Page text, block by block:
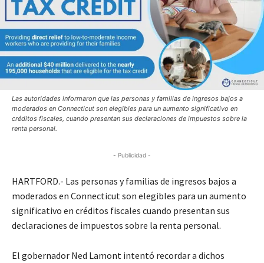
Las autoridades informaron que las personas y familias de ingresos bajos a
moderados en Connecticut son elegibles para un aumento significativo en
créditos fiscales, cuando presentan sus declaraciones de impuestos sobre la
renta personal.
- Publicidad -
HARTFORD.- Las personas y familias de ingresos bajos a
moderados en Connecticut son elegibles para un aumento
significativo en créditos fiscales cuando presentan sus
declaraciones de impuestos sobre la renta personal.
El gobernador Ned Lamont intentó recordar a dichos